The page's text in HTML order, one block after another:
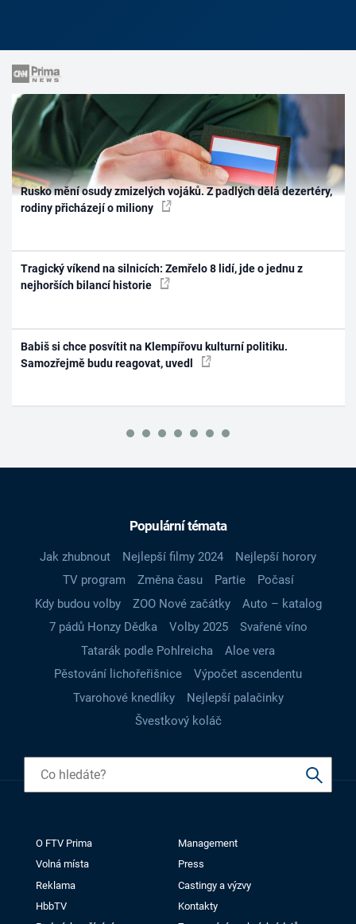
Rusko mění osudy zmizelých vojáků. Z padlých dělá dezertéry,
rodiny přicházejí o miliony
Tragický víkend na silnicích: Zemřelo 8 lidí, jde o jednu z
nejhorších bilancí historie
Babiš si chce posvítit na Klempířovu kulturní politiku.
Samozřejmě budu reagovat, uvedl
Populární témata
Jak zhubnout Nejlepší filmy 2024
Nejlepší horory
TV program
Změna času Partie
Počasí
Kdy budou volby
ZOO Nové začátky
Auto – katalog
7 pádů Honzy Dědka
Volby 2025
Svařené víno
Tatarák podle Pohlreicha
Aloe vera
Pěstování lichořeřišnice
Výpočet ascendentu
Tvarohové knedlíky
Nejlepší palačinky
Švestkový koláč
O FTV Prima
Management
Volná místa
Press
Reklama
Castingy a výzvy
HbbTV
Kontakty